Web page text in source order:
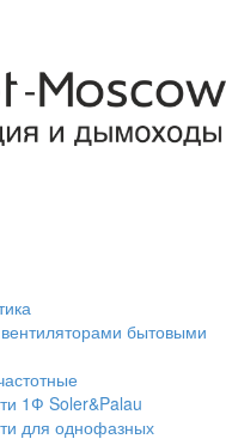
бытовыми
1Ф Soler&Palau
для однофазных